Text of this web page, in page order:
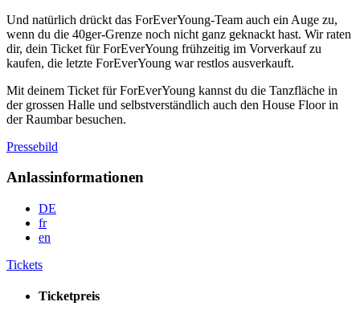
Und natürlich drückt das ForEverYoung-Team auch ein Auge zu,
wenn du die 40ger-Grenze noch nicht ganz geknackt hast. Wir raten
dir, dein Ticket für ForEverYoung frühzeitig im Vorverkauf zu
kaufen, die letzte ForEverYoung war restlos ausverkauft.
Mit deinem Ticket für ForEverYoung kannst du die Tanzfläche in
der grossen Halle und selbstverständlich auch den House Floor in
der Raumbar besuchen.
Pressebild
Anlassinformationen
DE
fr
en
Tickets
Ticketpreis